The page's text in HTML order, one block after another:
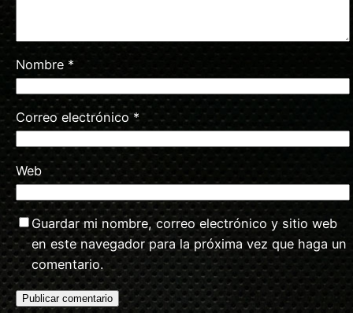
Nombre *
Correo electrónico*
Web
Guardar mi nombre, correo electrónico y sitio web
en este navegador para la próxima vez que haga un
comentario.